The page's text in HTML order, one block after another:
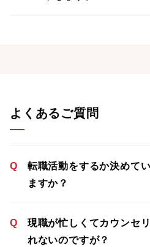
よくあるご質問
Q
転職活動をするか決めて
ますか？
Q
現職が忙しくてカウンセ
れないのですが？